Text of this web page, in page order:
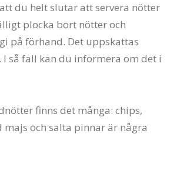
du helt slutar att servera nötter
plocka bort nötter och
på förhand. Det uppskattas
så fall kan du informera om det i
finns det många: chips,
och salta pinnar är några